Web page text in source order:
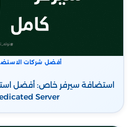
أفضل شركات
استضافة سيرفر خاص: أفضل
Server